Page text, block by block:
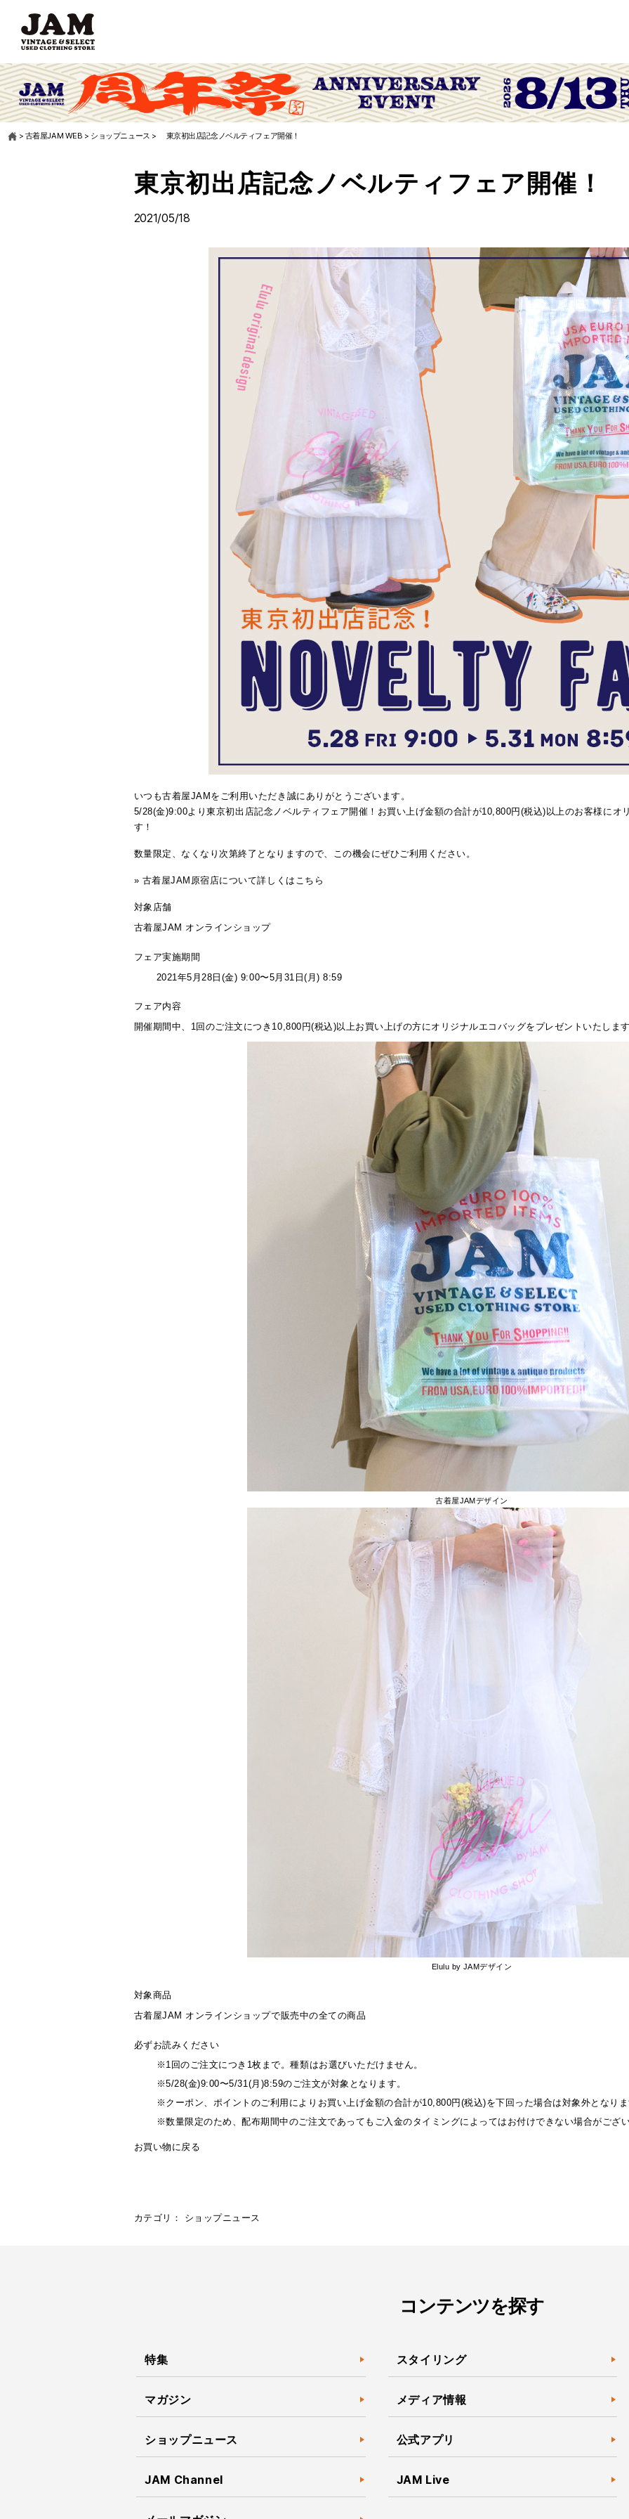
> 古着屋JAM WEB > ショップニュース > 東京初出店記念ノベルティフェア開催！
東京初出店記念ノベルティフェア開催！
2021/05/18
いつも古着屋JAMをご利用いただき誠にありがとうございます。
5/28(金)9:00より東京初出店記念ノベルティフェア開催！お買い上げ金額の合計が10,800円(税込)以上のお客様にオ
す！
数量限定、なくなり次第終了となりますので、この機会にぜひご利用ください。
» 古着屋JAM原宿店について詳しくはこちら
対象店舗
古着屋JAM オンラインショップ
フェア実施期間
2021年5 月28 日(金) 9:00〜5月 31 日(月)8:59
フェア内容
開催期間中、1回のご注文につき10,800円(税込)以上お買い上げの方にオリジナルエコバッグをプレゼントいたしま
古着屋JAMデザイン
Elulu by JAMデザイン
対象商品
古着屋JAM オンラインショップで販売中の全ての商品
必ずお読みください
※1回のご注文につき1枚まで。種類はお選びいただけません。
※5/28(金)9:00〜5/31(月)8:59のご注文が対象となります。
※クーポン、ポイントのご利用によりお買い上げ金額の合計が10,800円(税込)を下回った場合は対象外となり
※数量限定のため、配布期間中のご注文であってもご入金のタイミングによってはお付けできない場合がござ
お買い物に戻る
カテゴリ： ショップニュース
コンテンツを探す
特集 スタイリング
マガジン メディア情報
ショップニュース 公式アプリ
JAM Channel JAM Live